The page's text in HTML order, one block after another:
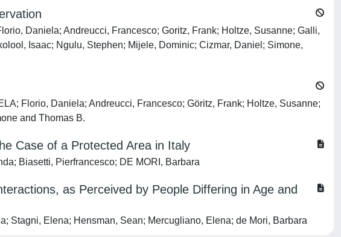
Daniela; Andreucci, Francesco; Goritz, Frank; Holtze, Susanne; Galli,
Isaac; Ngulu, Stephen; Mijele, Dominic; Cizmar, Daniel; Simone,
Florio, Daniela; Andreucci, Francesco; Göritz, Frank; Holtze, Susanne;
and Thomas B.
Case of a Protected Area in Italy
Biasetti, Pierfrancesco; DE MORI, Barbara
as Perceived by People Differing in Age and
Stagni, Elena; Hensman, Sean; Mercugliano, Elena; de Mori, Barbara